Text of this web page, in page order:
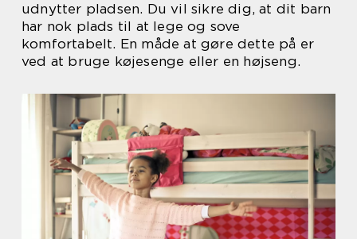
udnytter pladsen. Du vil sikre dig, at dit barn
har nok plads til at lege og sove
komfortabelt. En måde at gøre dette på er
ved at bruge køjesenge eller en højseng.